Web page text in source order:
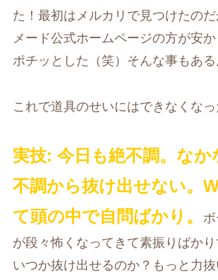
た！最初はメルカリで見つけたの
メード公式ホームページの方が安
ポチッとした（笑）そんな事もある
これで道具のせいにはできなくな
実技: 今日も絶不調。な
不調から抜け出せない。
て頭の中で自問ばかり。
が段々怖くなってきて素振りばかり
いつか抜け出せるのか？もっと力